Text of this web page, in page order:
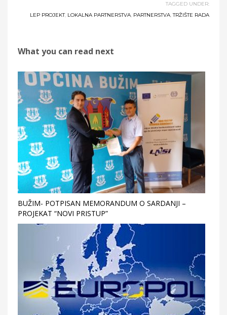
TAGGED UNDER:
LEP PROJEKT, LOKALNA PARTNERSTVA, PARTNERSTVA,TRŽIŠTE RADA
What you can read next
BUŽIM- POTPISAN MEMORANDUM O SARDANJI –
PROJEKAT “NOVI PRISTUP”